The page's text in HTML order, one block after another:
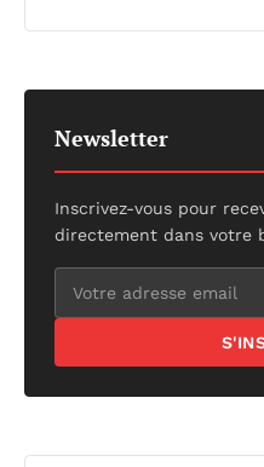
Newsletter
Inscrivez-vous pour
directement dans votre